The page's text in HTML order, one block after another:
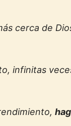
cerca de
infinitas